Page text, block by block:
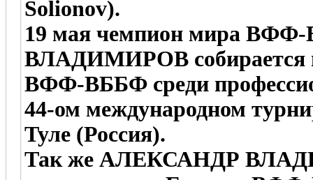
Solionov).
19 мая чемпион мира
ВЛАДИМИРОВ собирается
ВФФ-ВББФ среди
44-ом международном
Туле (Россия).
Так же АЛЕКСАНДР